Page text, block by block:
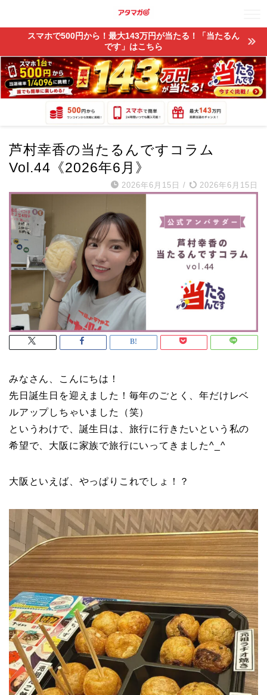
スマホで500円から！最大143万円が当たる！「当たるん
です」はこちら
芦村幸香の当たるんですコラム
Vol.44《2026年6月》
2026年6月15日 / 2026年6月15日
みなさん、こんにちは！
先日誕生日を迎えました！毎年のごとく、年だけレベ
ルアップしちゃいました（笑）
というわけで、誕生日は、旅行に行きたいという私の
希望で、大阪に家族で旅行にいってきました^_^
大阪といえば、やっぱりこれでしょ！？